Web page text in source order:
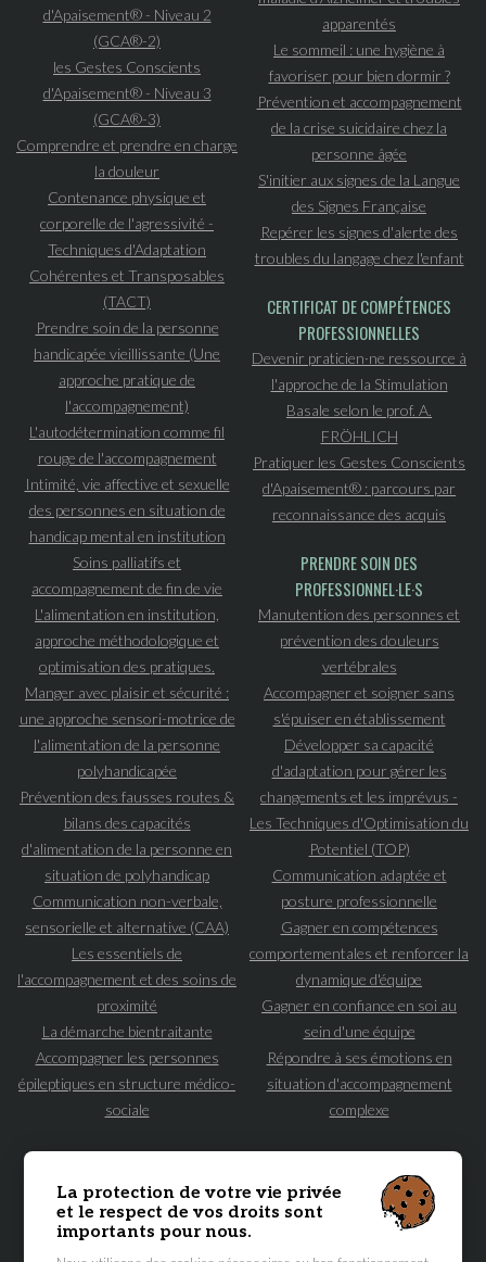
d'Apaisement® - Niveau 2
(GCA®-2)
les Gestes Conscients
d'Apaisement® - Niveau 3
(GCA®-3)
Comprendre et prendre en charge
la douleur
Contenance physique et
corporelle de l'agressivité -
Techniques d'Adaptation
Cohérentes et Transposables
(TACT)
Prendre soin de la personne
handicapée vieillissante (Une
approche pratique de
l'accompagnement)
L'autodétermination comme fil
rouge de l'accompagnement
Intimité, vie affective et sexuelle
des personnes en situation de
handicap mental en institution
Soins palliatifs et
accompagnement de fin de vie
L'alimentation en institution,
approche méthodologique et
optimisation des pratiques.
Manger avec plaisir et sécurité :
une approche sensori-motrice de
l'alimentation de la personne
polyhandicapée
Prévention des fausses routes &
bilans des capacités
d'alimentation de la personne en
situation de polyhandicap
Communication non-verbale,
sensorielle et alternative (CAA)
Les essentiels de
l'accompagnement et des soins de
proximité
La démarche bientraitante
Accompagner les personnes
épileptiques en structure médico-
sociale
apparentés
Le sommeil : une hygiène à
favoriser pour bien dormir ?
Prévention et accompagnement
de la crise suicidaire chez la
personne âgée
S'initier aux signes de la Langue
des Signes Française
Repérer les signes d'alerte des
troubles du langage chez l'enfant
CERTIFICAT DE COMPÉTENCES
PROFESSIONNELLES
Devenir praticien·ne ressource à
l'approche de la Stimulation
Basale selon le prof. A.
FRÖHLICH
Pratiquer les Gestes Conscients
d'Apaisement® : parcours par
reconnaissance des acquis
PRENDRE SOIN DES
PROFESSIONNEL·LE·S
Manutention des personnes et
prévention des douleurs
vertébrales
Accompagner et soigner sans
s'épuiser en établissement
Développer sa capacité
d'adaptation pour gérer les
changements et les imprévus -
Les Techniques d'Optimisation du
Potentiel (TOP)
Communication adaptée et
posture professionnelle
Gagner en compétences
comportementales et renforcer la
dynamique d'équipe
Gagner en confiance en soi au
sein d'une équipe
Répondre à ses émotions en
situation d'accompagnement
complexe
NAVIGATION
PRINCIPALEACCUEIL
FORMATIONS MÉDICO-SOCIALES
FORMATEUR·ICES
ATELIER DES AIDANT·ES
À PROPOS
RENSEIGNEMENTS
La protection de votre vie privée
et le respect de vos droits sont
importants pour nous.